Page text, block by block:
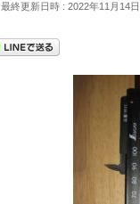
最終更新日時 : 2022年11月14日